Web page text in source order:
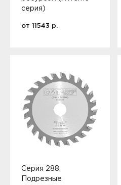
серия)
от 11543 р.
Серия 288.
Подрезные